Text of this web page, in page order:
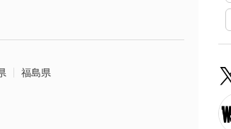
福島県